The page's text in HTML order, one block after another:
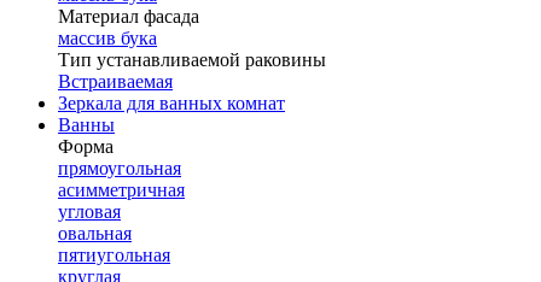
Материал фасада
массив бука
Тип устанавливаемой раковины
Встраиваемая
Зеркала для ванных комнат
Ванны
Форма
прямоугольная
асимметричная
угловая
овальная
пятиугольная
круглая